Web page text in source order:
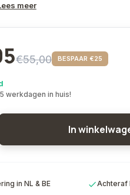
meer
€55,00 BESPAAR €25
werkdagen in huis!
In
in NL & BE Achteraf